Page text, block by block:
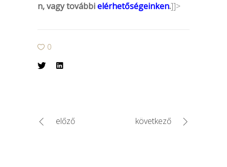
n, vagy továbbielérhetőségeinken.]]>
0
előző következő